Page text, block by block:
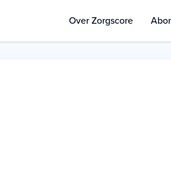
Over Zorgscore